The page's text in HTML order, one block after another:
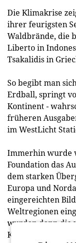
Die Klimakrise
ihrer feurigsten
Waldbrände, die
Liberto in
Tsakalidis in
So begibt man
Erdball, springt
Kontinent -
früheren
im WestLicht
Immerhin wurde
Foundation das
dem starken
Europa und
eingereichten
Weltregionen
wurden dann die
Kategorien